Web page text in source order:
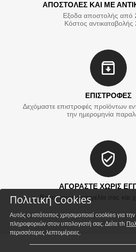
ΑΠΟΣΤΟΛΕΣ ΚΑΙ ΜΕ
Εξοδα αποστολής από
Κόστος
ΕΠΙΣΤΡΟΦΕΣ
Δεχόμαστε επιστροφές προϊόντων
την ημερομηνία
ΑΓΟΡΑΣΤΕ ΧΩΡΙΣ
Βάλτε την παραγγελία σας και
Πολιτική Cookies
Αυτός ο ιστότοπος χρησιμοποιεί cookies για
πληροφοριών στον υπολογιστή σας. Δείτε τh
περισσότερες λεπτομέρειες.